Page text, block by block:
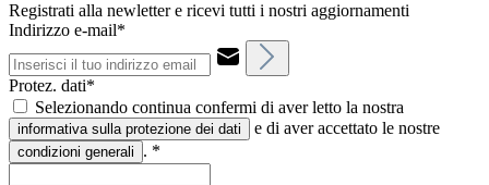
Registrati alla newletter e ricevi tutti i nostri aggiornamenti
Indirizzo e-mail*
Protez. dati*
Selezionando continua confermi di aver letto la nostra
informativa sulla protezione dei dati e di aver accettato le nostre
condizioni generali . *